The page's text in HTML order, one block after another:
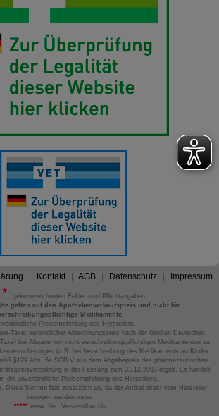
Kontakt AGB Datenschutz Impressum
gekennzeichneten Felder sind Pflichtangaben.
gelten auf den Apothekenverkaufspreis und nicht für
Medikamente.
Preisempfehlung des Herstellers.
Taxe; verbindlicher Abrechnungspreis nach der Großen Deutschen
bei Abgabe von nicht verschreibungspflichtigen Medikamenten zu
(z.B. bei Verschreibung des Medikaments an Kinder
§129 Abs. 5a SGB V aus dem Abgabepreis des pharmazeutischen
in der Fassung zum 31.12.2003 ergibt. Es handelt
die unverbindliche Preisempfehlung des Herstellers.
Diese Summe fällt zusätzlich an, da der Artikel direkt vom Hersteller
bezogen werden muss.
*****verw. bis: Verwendbar bis.